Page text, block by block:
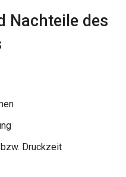
Nachteile des
Druckzeit